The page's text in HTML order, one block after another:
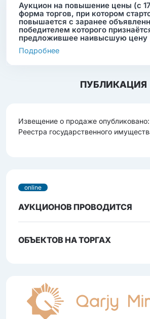
Аукцион на повышение цены (с
форма торгов, при котором
повышается с заранее
победителем которого
предложившее наивысшую цену
Подробнее
ПУБЛИКАЦИЯ
Извещение о продаже
Реестра государственного
online
АУКЦИОНОВ ПРОВОДИТСЯ
ОБЪЕКТОВ НА ТОРГАХ